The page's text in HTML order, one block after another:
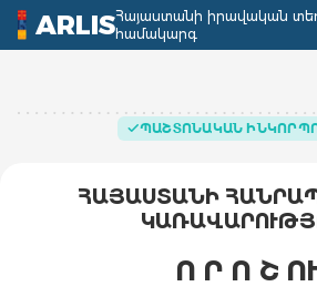
ARLISՀայաստանի իրավական
համակարգ
ՊԱՇՏՈՆԱԿԱՆ
ՀԱՅԱՍՏԱՆԻ
Ո Ր Ո Շ